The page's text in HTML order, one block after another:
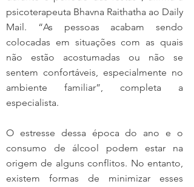
psicoterapeuta Bhavna Raithatha ao Daily
Mail. “As pessoas acabam sendo
colocadas em situações com as quais
não estão acostumadas ou não se
sentem confortáveis, especialmente no
ambiente familiar”, completa a
especialista.
O estresse dessa época do ano e o
consumo de álcool podem estar na
origem de alguns conflitos. No entanto,
existem formas de minimizar esses